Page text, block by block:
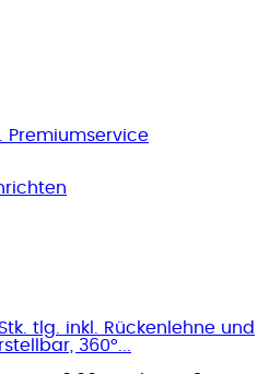
Premiumservice
tlg. inkl. Rückenlehne und
360°...